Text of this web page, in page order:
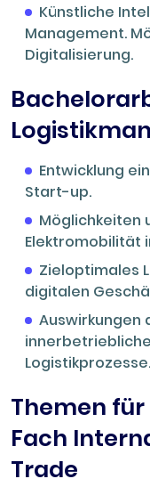
Künstliche
Management.
Digitalisierung.
Entwicklung
Start-up.
Möglichkeiten
Elektromobilität
Zieloptimales
digitalen
Auswirkungen
Logistikprozesse.
Themen
Fach
Trade